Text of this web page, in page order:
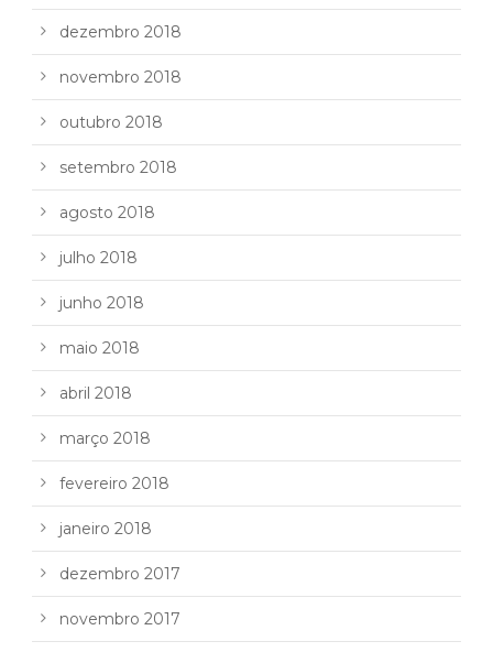
dezembro 2018
novembro 2018
outubro 2018
setembro 2018
agosto 2018
julho 2018
junho 2018
maio 2018
abril 2018
março 2018
fevereiro 2018
janeiro 2018
dezembro 2017
novembro 2017